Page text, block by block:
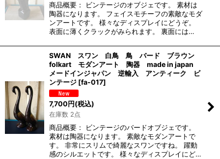
商品概要： ビンテージのオブジェです。 素材は
陶器になります。 フェイスモチーフの素敵なモダ
ンアートです。 様々なディスプレイにどうぞ。
表面に薄くクラックがみられます。 裏面には…
SWAN スワン 白鳥 鳥 バード ブラウン
folkart モダンアート 陶器 made in japan
メードインジャパン 逆輸入 アンティーク ビ
ンテージ [fa-017]
7,700円(税込)
在庫数 2点
商品概要： ビンテージのバードオブジェです。
素材は陶器になります。 素敵なモダンアートで
す。 非常にスリムで綺麗なスワンですね。 躍動
感のシルエットです。 様々なディスプレイにど…